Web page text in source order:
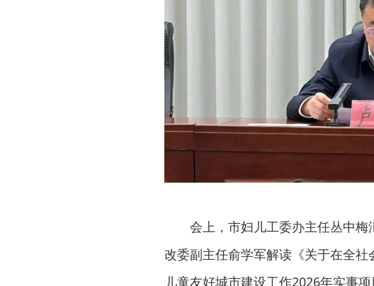
会上，市妇儿工委办主任丛中
改委副主任俞学军解读《关于在全
儿童友好城市建设工作2026年实事